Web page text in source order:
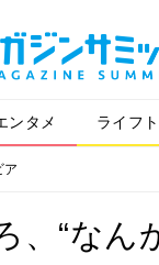
ンタメ ライフ
ア
、“なん